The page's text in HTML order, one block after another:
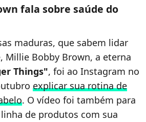
fala sobre saúde do
maduras, que sabem lidar
Millie Bobby Brown, a eterna
Things", foi ao Instagram no
explicar sua rotina de
. O vídeo foi também para
de produtos com sua